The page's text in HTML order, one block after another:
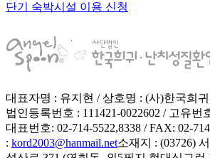
단기 숙박시설 이용 신청
대표자명 : 유지현 / 상호명 : (사)한국희
법인등록번호 : 111421-0022602 / 고유번
대표번호: 02-714-5522,8338 / FAX: 02-
: kord2003@hanmail.net소재지 : (03726)